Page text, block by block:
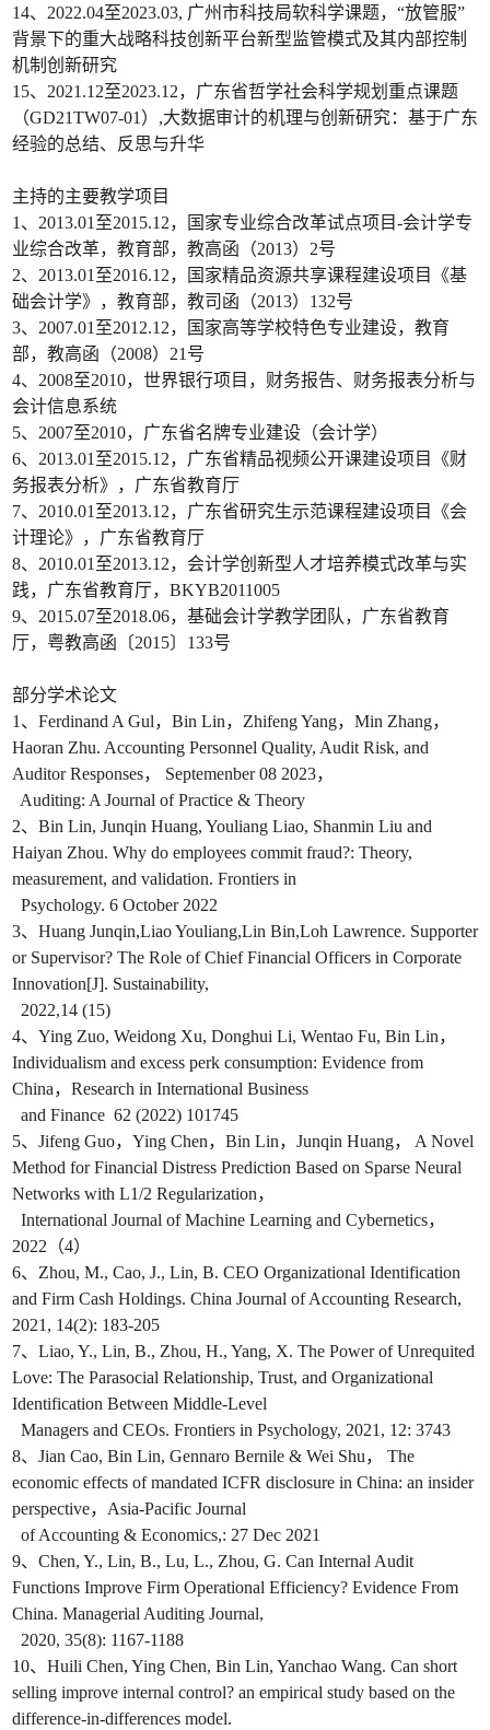
14、2022.04至2023.03, 广州市科技局软科学课题，“放管服”
背景下的重大战略科技创新平台新型监管模式及其内部控制
机制创新研究
15、2021.12至2023.12，广东省哲学社会科学规划重点课题
（GD21TW07-01）,大数据审计的机理与创新研究：基于广东
经验的总结、反思与升华
主持的主要教学项目
1、2013.01至2015.12，国家专业综合改革试点项目-会计学专
业综合改革，教育部，教高函（2013）2号
2、2013.01至2016.12，国家精品资源共享课程建设项目《基
础会计学》，教育部，教司函（2013）132号
3、2007.01至2012.12，国家高等学校特色专业建设，教育
部，教高函（2008）21号
4、2008至2010，世界银行项目，财务报告、财务报表分析与
会计信息系统
5、2007至2010，广东省名牌专业建设（会计学）
6、2013.01至2015.12，广东省精品视频公开课建设项目《财
务报表分析》，广东省教育厅
7、2010.01至2013.12，广东省研究生示范课程建设项目《会
计理论》，广东省教育厅
8、2010.01至2013.12，会计学创新型人才培养模式改革与实
践，广东省教育厅，BKYB2011005
9、2015.07至2018.06，基础会计学教学团队，广东省教育
厅，粤教高函〔2015〕133号
部分学术论文
1、Ferdinand A Gul，Bin Lin，Zhifeng Yang，Min Zhang，
Haoran Zhu. Accounting Personnel Quality, Audit Risk, and
Auditor Responses， Septemenber 08 2023，
Auditing: A Journal of Practice & Theory
2、Bin Lin, Junqin Huang, Youliang Liao, Shanmin Liu and
Haiyan Zhou. Why do employees commit fraud?: Theory,
measurement, and validation. Frontiers in
Psychology. 6 October 2022
3、Huang Junqin,Liao Youliang,Lin Bin,Loh Lawrence. Supporter
or Supervisor? The Role of Chief Financial Officers in Corporate
Innovation[J]. Sustainability,
2022,14 (15)
4、Ying Zuo, Weidong Xu, Donghui Li, Wentao Fu, Bin Lin，
Individualism and excess perk consumption: Evidence from
China，Research in International Business
and Finance 62 (2022) 101745
5、Jifeng Guo，Ying Chen，Bin Lin，Junqin Huang， A Novel
Method for Financial Distress Prediction Based on Sparse Neural
Networks with L1/2 Regularization，
International Journal of Machine Learning and Cybernetics，
2022（4）
6、Zhou, M., Cao, J., Lin, B. CEO Organizational Identification
and Firm Cash Holdings. China Journal of Accounting Research,
2021, 14(2): 183-205
7、Liao, Y., Lin, B., Zhou, H., Yang, X. The Power of Unrequited
Love: The Parasocial Relationship, Trust, and Organizational
Identification Between Middle-Level
Managers and CEOs. Frontiers in Psychology, 2021, 12: 3743
8、Jian Cao, Bin Lin, Gennaro Bernile & Wei Shu， The
economic effects of mandated ICFR disclosure in China: an insider
perspective，Asia-Pacific Journal
of Accounting & Economics,: 27 Dec 2021
9、Chen, Y., Lin, B., Lu, L., Zhou, G. Can Internal Audit
Functions Improve Firm Operational Efficiency? Evidence From
China. Managerial Auditing Journal,
2020, 35(8): 1167-1188
10、Huili Chen, Ying Chen, Bin Lin, Yanchao Wang. Can short
selling improve internal control? an empirical study based on the
difference-in-differences model.